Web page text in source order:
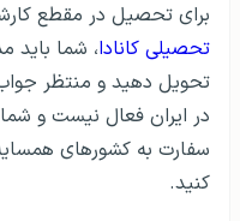
برای تحصیل در مقطع
تحصیلی کانادا، شما باید
تحویل دهید و منتظر
در ایران فعال نیست و شما
سفارت به کشور‌های
کنید.